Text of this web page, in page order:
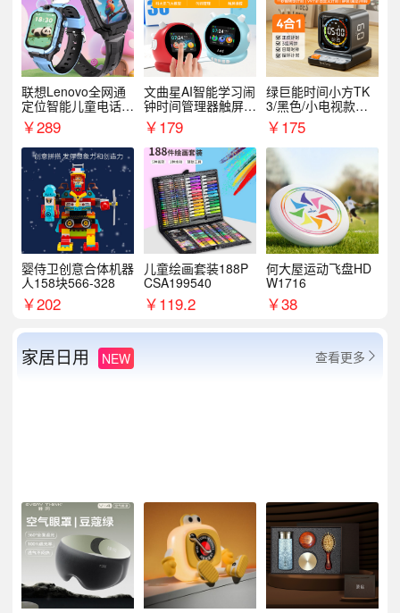
联想Lenovo全网通
定位智能儿童电话手
表A1
￥289
文曲星AI智能学习闹
钟时间管理器触屏N
1pro
￥179
绿巨能时间小方TK
3/黑色/小电视款【T
K3】
￥175
婴侍卫创意合体机器
人158块566-328
￥202
儿童绘画套装188P
CSA199540
￥119.2
何大屋运动飞盘HD
W1716
￥38
家居日用 NEW 查看更多 